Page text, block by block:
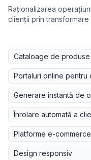
Raționalizarea
clienții prin transformare
Cataloage de
Portaluri online pentru
Generare instantă de
Înrolare automată a
Platforme e-
Design responsiv